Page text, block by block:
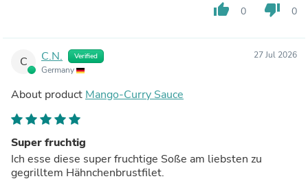
thumb_up 0 thumb_down 0
C C.N. Verified
Germany
27 Jul 2026
About product Mango-Curry Sauce
Super fruchtig
Ich esse diese super fruchtige Soße am liebsten zu
gegrilltem Hähnchenbrustfilet.